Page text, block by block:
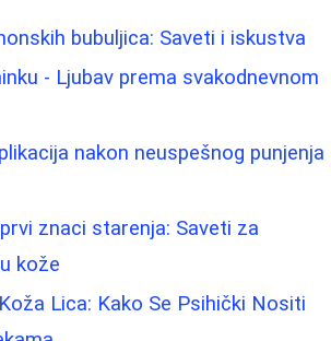
bubuljica: Saveti i iskustva
- Ljubav prema svakodnevnom
nakon neuspešnog punjenja
znaci starenja: Saveti za
kože
Lica: Kako Se Psihički Nositi